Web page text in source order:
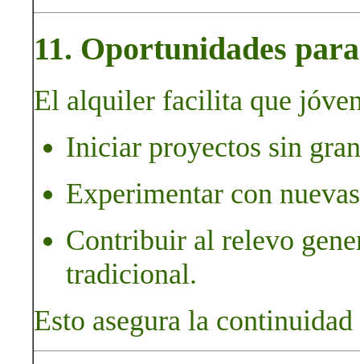
11. Oportunidades
El alquiler facilita que
Iniciar proyectos sin
Experimentar con
Contribuir al relevo
tradicional.
Esto asegura la